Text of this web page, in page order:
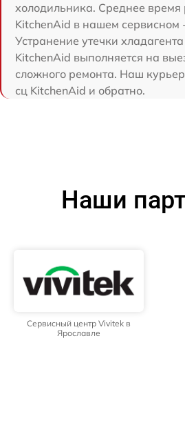
холодильника. Среднее время
KitchenAid в нашем сервисном
Устранение утечки
KitchenAid выполняется на
сложного ремонта. Наш
сц KitchenAid и обратно.
Наши
Сервисный центр Vivitek в
Ярославле